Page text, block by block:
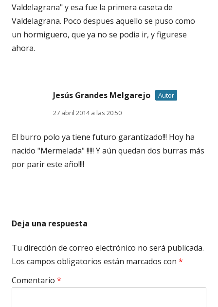
Valdelagrana" y esa fue la primera caseta de
Valdelagrana. Poco despues aquello se puso como
un hormiguero, que ya no se podia ir, y figurese
ahora.
Jesús Grandes Melgarejo
Autor
27 abril 2014 a las 20:50
El burro polo ya tiene futuro garantizado!!! Hoy ha
nacido "Mermelada" !!!!! Y aún quedan dos burras más
por parir este año!!!!
Deja una respuesta
Tu dirección de correo electrónico no será publicada.
Los campos obligatorios están marcados con *
Comentario *